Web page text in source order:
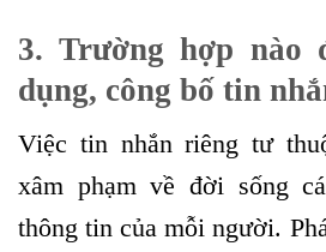
3. Trường hợp nào
dụng, công bố tin
Việc tin nhắn riêng tư
xâm phạm về đời sống
thông tin của mỗi người.